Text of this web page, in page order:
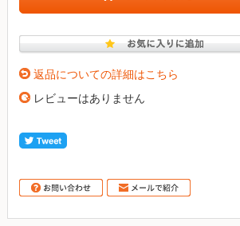
返品についての詳細はこちら
レビューはありません